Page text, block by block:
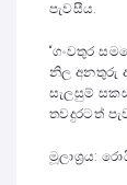
පැවසීය.
“ගංවතුර
නිල අනතුරු
සැලසුම්
තවදුරටත්
මූලාශ්‍රය: